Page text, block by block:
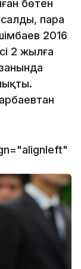
бөтен
пара
2016
2 жылға